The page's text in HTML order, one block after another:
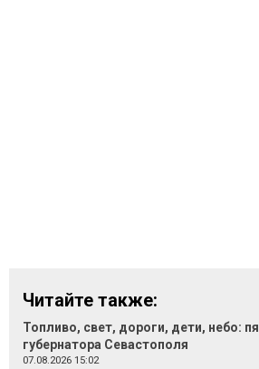
Читайте также:
Топливо, свет, дороги, дети, небо:
губернатора Севастополя
07.08.2026 15:02